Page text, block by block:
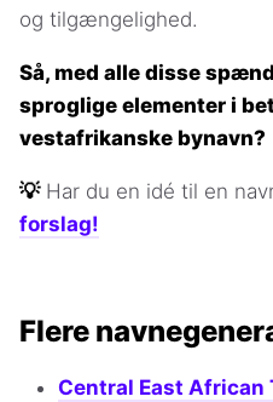
og tilgængelighed.
Så, med alle disse
sproglige elementer i
vestafrikanske bynavn?
💡 Har du en idé til en
forslag!
Flere
Central East African